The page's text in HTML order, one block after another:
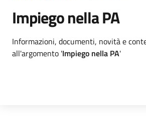
Impiego nella PA
Dettagli argomento
Informazioni, documenti, novità e
all'argomento 'Impiego nella PA'